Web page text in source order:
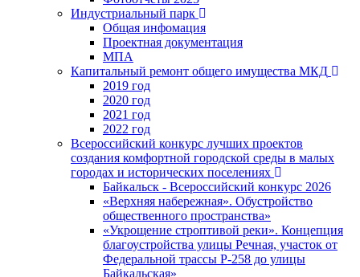
Индустриальный парк
Общая инфомация
Проектная документация
МПА
Капитальный ремонт общего имущества МКД
2019 год
2020 год
2021 год
2022 год
Всероссийский конкурс лучших проектов
создания комфортной городской среды в малых
городах и исторических поселениях
Байкальск - Всероссийский конкурс 2026
«Верхняя набережная». Обустройство
общественного пространства»
«Укрощение строптивой реки». Концепция
благоустройства улицы Речная, участок от
Федеральной трассы Р-258 до улицы
Байкальская»